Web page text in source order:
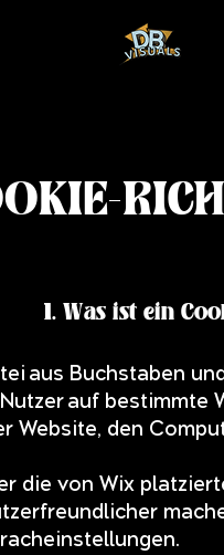
1. Was ist ein
aus Buchstaben
auf bestimmte
Website, den
die von Wix